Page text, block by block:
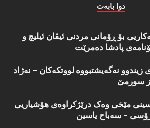
دوا بابه‌ت
بۆ ڕۆمانی مردنی ئیڤان ئیلیچ و
پادشا دەمرێت
زیندوو نه‌گه‌یشتبووه‌ لووتكه‌كان – نه‌ژاد
سورمێ
مێخی وەک درێژکراوەی هۆشیاریی
– سەباح یاسین